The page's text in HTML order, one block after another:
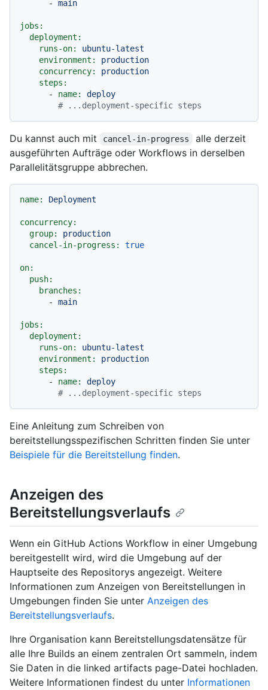
- main
jobs:
deployment:
runs-on:
ubuntu-latest
environment:
production
concurrency:
production
steps:
-
name:
deploy
# ...deployment-specific steps
Du kannst auch mit cancel-in-progress
alle derzeit
ausgeführten Aufträge oder Workflows in derselben
Parallelitätsgruppe abbrechen.
name: Deployment
concurrency:
group:
production
cancel-in-progress:
true
on:
push:
branches:
-
main
jobs:
deployment:
runs-on:
ubuntu-latest
environment:
production
steps:
-
name:
deploy
# ...deployment-specific steps
Eine Anleitung zum Schreiben von
bereitstellungsspezifischen Schritten finden Sie unter
Beispiele für die Bereitstellung finden.
Anzeigen des
Bereitstellungsverlaufs
Wenn ein GitHub Actions Workflow in einer Umgebung
bereitgestellt wird, wird die Umgebung auf der
Hauptseite des Repositorys angezeigt. Weitere
Informationen zum Anzeigen von Bereitstellungen in
Umgebungen finden Sie unter Anzeigen des
Bereitstellungsverlaufs.
Ihre Organisation kann Bereitstellungsdatensätze für
alle Ihre Builds an einem zentralen Ort sammeln, indem
Sie Daten in die linked artifacts page-Datei hochladen.
Weitere Informationen findest du unter Informationen